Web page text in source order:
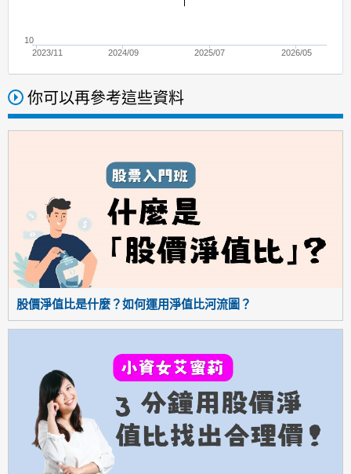
2023/11 2024/09 2025/07 2026/05
10
你可以再參考這些資料
股價淨值比是什麼？如何運用淨值比河流圖？